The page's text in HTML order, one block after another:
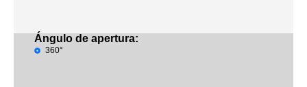
Ángulo de apertura:
360°